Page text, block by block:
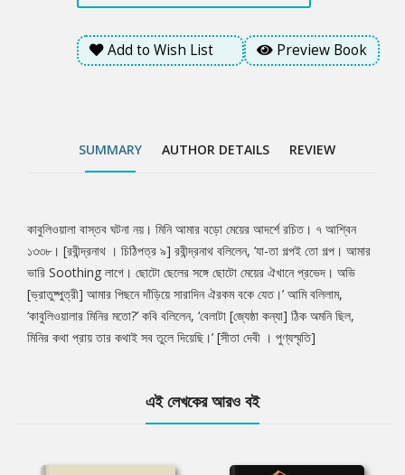
[সীতা দেবী । পুণ্যস্মৃতি]
Add to Wish List Preview Book
SUMMARY AUTHOR DETAILS REVIEW
Tab
Article
কাবুলিওয়ালা বাস্তব ঘটনা নয়। মিনি আমার বড়ো মেয়ের আদর্শে রচিত। ৭ আশ্বিন
১৩৩৮। [রবীন্দ্রনাথ । চিঠিপত্র ৯] রবীন্দ্রনাথ বলিলেন, ‘যা-তা গল্পই তো গল্প। আমার
ভারি Soothing লাগে। ছোটো ছেলের সঙ্গে ছোটো মেয়ের ঐখানে প্রভেদ। অভি
[ভ্রাতুষ্পুত্রী] আমার পিছনে দাঁড়িয়ে সারাদিন ঐরকম বকে যেত।’ আমি বলিলাম,
‘কাবুলিওয়ালার মিনির মতো?’ কবি বলিলেন, ‘বেলাটা [জ্যেষ্ঠা কন্যা] ঠিক অমনি ছিল,
মিনির কথা প্রায় তার কথাই সব তুলে দিয়েছি।’ [সীতা দেবী । পুণ্যস্মৃতি]
এই লেখকের আরও বই